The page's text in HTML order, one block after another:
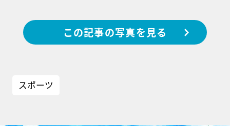
この記事の写真を見る
スポーツ